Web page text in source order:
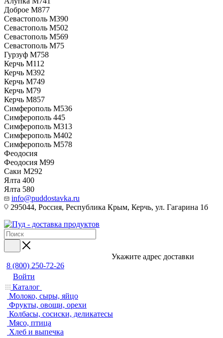
Доброе М877
Севастополь М390
Севастополь М502
Севастополь М569
Севастополь М75
Гурзуф М758
Керчь М112
Керчь М392
Керчь М749
Керчь М79
Керчь М857
Симферополь М536
Симферополь 445
Симферополь М313
Симферополь М402
Симферополь М578
Феодосия
Феодосия M99
Саки М292
Ялта 400
Ялта 580
info@puddostavka.ru
295044, Россия, Республика Крым, Керчь, ул. Гагарина 1б
Укажите адрес доставки
8 (800) 250-72-26
Войти
Каталог
Молоко, сыры, яйцо
Фрукты, овощи, орехи
Колбасы, сосиски, деликатесы
Мясо, птица
Хлеб и выпечка